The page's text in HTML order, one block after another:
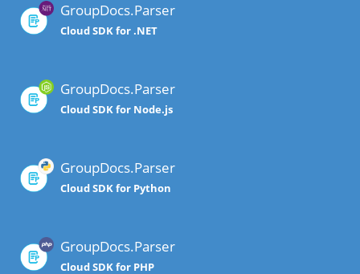
GroupDocs.Parser
Cloud SDK for .NET
GroupDocs.Parser
Cloud SDK for Node.js
GroupDocs.Parser
Cloud SDK for Python
GroupDocs.Parser
Cloud SDK for PHP